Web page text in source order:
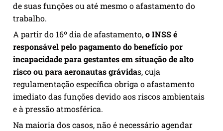
de suas funções ou até mesmo o afastamento do
trabalho.
A partir do 16º dia de afastamento,o INSS é
responsável pelo pagamento do benefício por
incapacidade para gestantes em situação de alto
risco ou para aeronautas grávidas, cuja
regulamentação específica obriga o afastamento
imediato das funções devido aos riscos ambientais
e à pressão atmosférica.
Na maioria dos casos, não é necessário agendar